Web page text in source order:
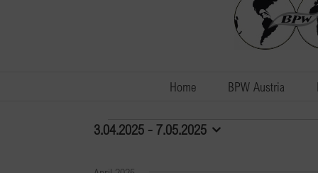
Home BPW Austria
Veranstaltungen
3.04.2025 - 7.05.2025